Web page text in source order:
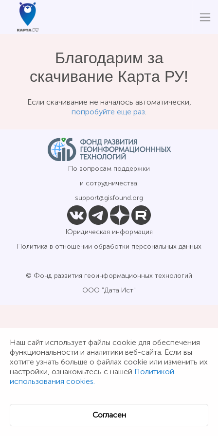
Благодарим за
скачивание Карта РУ!
Если скачивание не началось автоматически,
попробуйте еще раз.
Наш сайт использует файлы cookie для обеспечения
функциональности и аналитики веб-сайта. Если вы
хотите узнать больше о файлах cookie или изменить их
настройки, ознакомьтесь с нашей Политикой
использования cookies.
Согласен
По вопросам поддержки
и сотрудничества:
support@gisfound.org
Юридическая информация
Политика в отношении обработки персональных данных
© Фонд развития геоинформационных технологий
ООО "Дата Ист"